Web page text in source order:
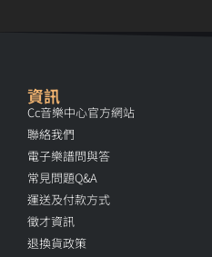
資訊
Cc音樂中心官方網站
聯絡我們
電子樂譜問與答
常見問題Q&A
運送及付款方式
徵才資訊
退換貨政策